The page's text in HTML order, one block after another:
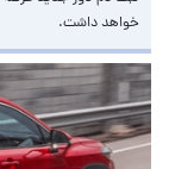
خواهد داشت.